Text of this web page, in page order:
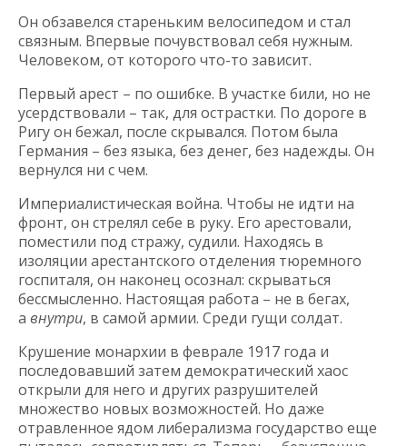
Он обзавелся стареньким велосипедом и стал
связным. Впервые почувствовал себя нужным.
Человеком, от которого что-то зависит.
Первый арест – по ошибке. В участке били, но не
усердствовали – так, для острастки. По дороге в
Ригу он бежал, после скрывался. Потом была
Германия – без языка, без денег, без надежды. Он
вернулся ни с чем.
Империалистическая война. Чтобы не идти на
фронт, он стрелял себе в руку. Его арестовали,
поместили под стражу, судили. Находясь в
изоляции арестантского отделения тюремного
госпиталя, он наконец осознал: скрываться
бессмысленно. Настоящая работа – не в бегах,
а внутри, в самой армии. Среди гущи солдат.
Крушение монархии в феврале 1917 года и
последовавший затем демократический хаос
открыли для него и других разрушителей
множество новых возможностей. Но даже
отравленное ядом либерализма государство еще